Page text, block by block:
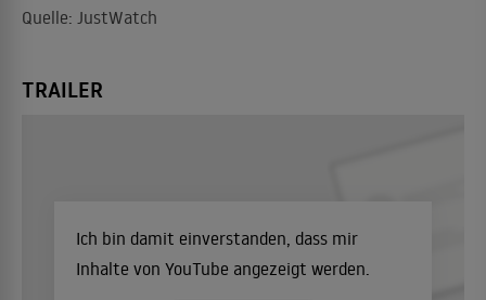
Quelle: JustWatch
TRAILER
Ich bin damit einverstanden, dass mir
Inhalte von YouTube angezeigt werden.